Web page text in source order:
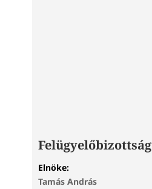
Felügyelőbizottság
Elnöke:
Tamás András